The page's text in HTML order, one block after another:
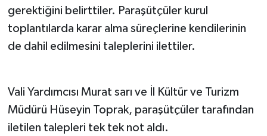
gerektiğini belirttiler. Paraşütçüler kurul
toplantılarda karar alma süreçlerine kendilerinin
de dahil edilmesini taleplerini ilettiler.
Vali Yardımcısı Murat sarı ve İl Kültür ve Turizm
Müdürü Hüseyin Toprak, paraşütçüler tarafından
iletilen talepleri tek tek not aldı.